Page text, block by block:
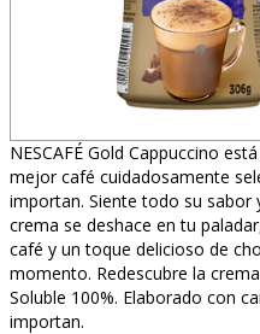
NESCAFÉ Gold Cappuccino
mejor café cuidadosamente
importan. Siente todo su sabor
crema se deshace en tu
café y un toque delicioso de
momento. Redescubre la
Soluble 100%. Elaborado con
importan.